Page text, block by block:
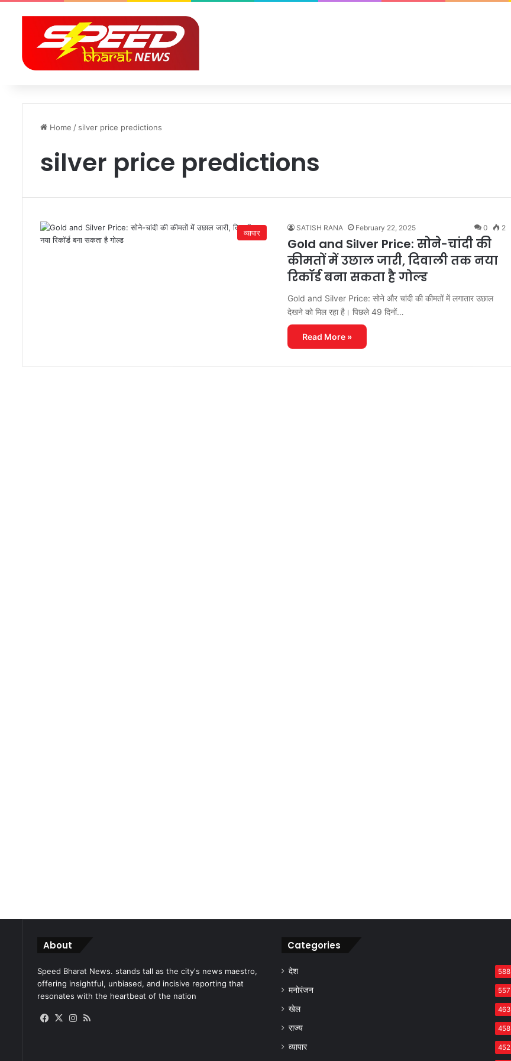
Home / silver price predictions
silver price predictions
व्यापार
SATISH RANA February 22, 2025 0 2
Gold and Silver Price: सोने-चांदी की
कीमतों में उछाल जारी, दिवाली तक नया
रिकॉर्ड बना सकता है गोल्ड
Gold and Silver Price: सोने और चांदी की कीमतों में लगातार उछाल
देखने को मिल रहा है। पिछले 49 दिनों…
Read More »
About
Speed Bharat News. stands tall as the city's news maestro,
offering insightful, unbiased, and incisive reporting that
resonates with the heartbeat of the nation
Facebook
X Instagram
Categories
देश 588
मनोरंजन 557
खेल 463
राज्य 458
व्यापार 452